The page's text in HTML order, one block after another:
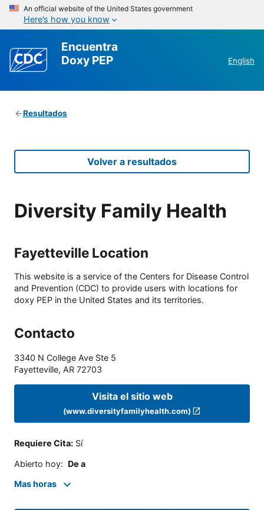
An official website of the United States government
Here’s how you know
Encuentra
Doxy PEP
English
Resultados
Volver a resultados
Diversity Family Health
Fayetteville Location
This website is a service of the Centers for Disease Control
and Prevention (CDC) to provide users with locations for
doxy PEP in the United States and its territories.
Contacto
3340 N College Ave Ste 5
Fayetteville, AR 72703
Visita el sitio web
(www.diversityfamilyhealth.com)
Requiere Cita: Sí
Abierto hoy: De a
Mas horas